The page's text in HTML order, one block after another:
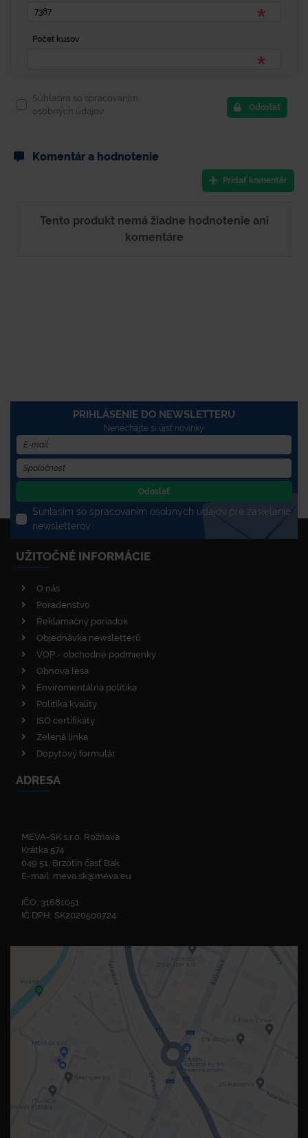
Počet kusov
Súhlasím so spracovaním
osobných údajov.
Odoslať
Komentár a hodnotenie
Pridať komentár
Tento produkt nemá žiadne hodnotenie ani
komentáre
PRIHLÁSENIE DO NEWSLETTERU
Nenechajte si újsť novinky
Odoslať
Súhlasím so spracovaním osobných údajov pre zasielanie
newsletterov
UŽITOČNÉ INFORMÁCIE
O nás
Poradenstvo
Reklamačný poriadok
Objednávka newsletterů
VOP - obchodné podmienky
Obnova lesa
Enviromentálna politika
Politika kvality
ISO certifikáty
Zelená linka
Dopytový formulár
ADRESA
MEVA-SK s.r.o. Rožňava
Krátka 574
049 51, Brzotín časť Bak
E-mail: meva.sk@meva.eu
IČO: 31681051
IČ DPH: SK2020500724